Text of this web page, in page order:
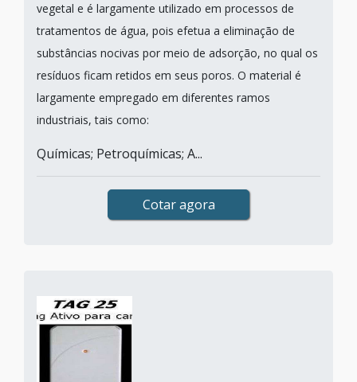
vegetal e é largamente utilizado em processos de
tratamentos de água, pois efetua a eliminação de
substâncias nocivas por meio de adsorção, no qual os
resíduos ficam retidos em seus poros. O material é
largamente empregado em diferentes ramos
industriais, tais como:
Químicas; Petroquímicas; A...
Cotar agora